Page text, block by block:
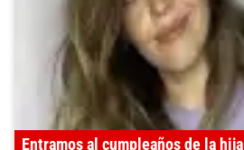
Entramos al cumpleaños de la